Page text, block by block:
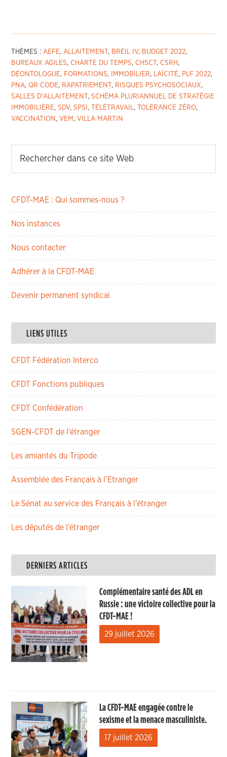
THÈMES :AEFE,ALLAITEMENT , BREIL IV, BUDGET 2022,
BUREAUX AGILES,CHARTE DU TEMPS,CHSCT ,CSRH ,
DÉONTOLOGUE, FORMATIONS, IMMOBILIER, LAÏCITÉ, PLF 2022,
PNA,QR CODE, RAPATRIEMENT , RISQUES PSYCHOSOCIAUX,
SALLES D'ALLAITEMENT ,SCHÉMA PLURIANNUEL DE STRATÉGIE
IMMOBILIÈRE,SDV,SPSI , TÉLÉTRAVAIL, TOLÉRANCE ZÉRO,
VACCINATION , VEM , VILLA MARTIN
CFDT-MAE : Qui sommes-nous ?
Nos instances
Nous contacter
Adhérer à la CFDT-MAE
Devenir permanent syndical
LIENS UTILES
CFDT Fédération Interco
CFDT Fonctions publiques
CFDT Confédération
SGEN-CFDT de l’étranger
Les amiantés du Tripode
Assemblée des Français à l’Etranger
Le Sénat au service des Français à l’étranger
Les députés de l’étranger
DERNIERS ARTICLES
Complémentaire santé des ADL en
Russie : une victoire collective pour la
CFDT-MAE !
29 juillet 2026
La CFDT-MAE engagée contre le
sexisme et la menace masculiniste.
17 juillet 2026